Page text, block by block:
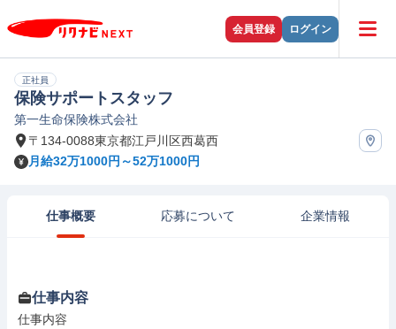
会員登録 ログイン
正社員
保険サポートスタッフ
第一生命保険株式会社
〒134-0088東京都江戸川区西葛西
月給32万1000円～52万1000円
仕事概要 応募について 企業情報
仕事内容
仕事内容